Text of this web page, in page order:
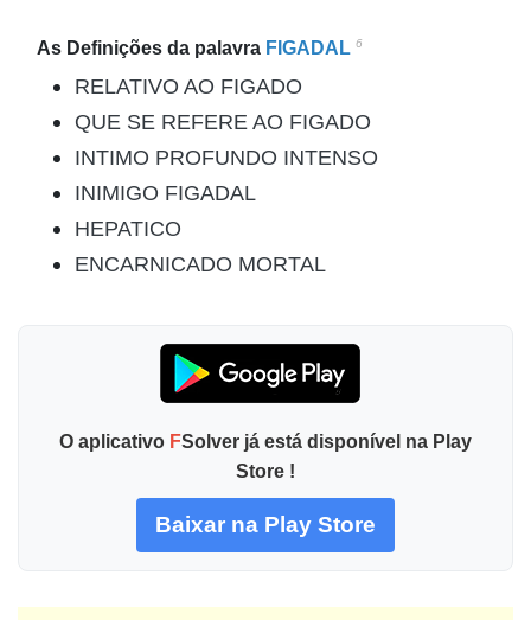
As Definições da palavra FIGADAL 6
RELATIVO AO FIGADO
QUE SE REFERE AO FIGADO
INTIMO PROFUNDO INTENSO
INIMIGO FIGADAL
HEPATICO
ENCARNICADO MORTAL
O aplicativo FSolver já está disponível na Play
Store !
Baixar na Play Store